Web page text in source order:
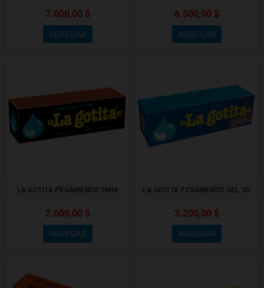
7.000,00 $
AGREGAR
6.500,00 $
AGREGAR
LA GOTITA PEGAMENTO 2MM
2.600,00 $
AGREGAR
LA GOTITA PEGAMENTO GEL 3G
3.200,00 $
AGREGAR